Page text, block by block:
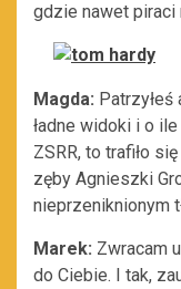
gdzie nawet piraci
Magda:
ładne widoki i o
ZSRR, to trafiło
zęby Agnieszki
nieprzeniknionym
Marek: Zwracam
do Ciebie. I tak,